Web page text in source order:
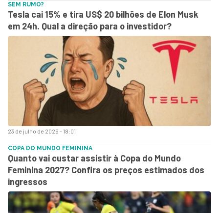
23 de julho de 2026 - 18:01
SEM RUMO?
Tesla cai 15% e tira US$ 20 bilhões de Elon Musk
em 24h. Qual a direção para o investidor?
COPA DO MUNDO FEMININA
Quanto vai custar assistir à Copa do Mundo
Feminina 2027? Confira os preços estimados dos
ingressos